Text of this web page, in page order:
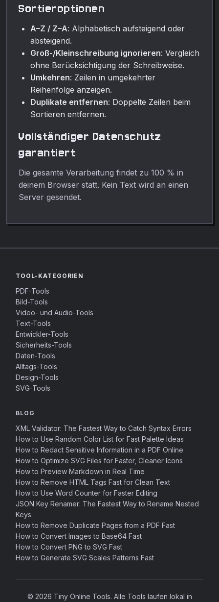
Sortieroptionen
A–Z / Z–A: Alphabetisch aufsteigend oder
absteigend.
Groß-/Kleinschreibung ignorieren: Vergleich
ohne Berücksichtigung der Schreibweise.
Umkehren: Zeilen in umgekehrter
Reihenfolge anzeigen.
Duplikate entfernen: Doppelte Zeilen beim
Sortieren entfernen.
Vollständiger Datenschutz
garantiert
Die gesamte Verarbeitung findet zu 100 % in
deinem Browser statt. Kein Text wird an einen
Server gesendet.
TOOL-KATEGORIEN
PDF-Tools
Bild-Tools
Video- und Audio-Tools
Text-Tools
Entwickler-Tools
Sicherheits-Tools
Daten-Tools
Alltags-Tools
Design-Tools
SVG-Tools
BLOG
XML Validator: The Fastest Way to Catch Syntax Errors
How to Use Random Color List for Fast Palette Ideas
How to Redact Sensitive Information in a PDF Online
How to Optimize SVG Files for Faster, Cleaner Icons
How to Preview Markdown in Real Time
How to Remove HTML Tags Fast for Clean Text
How to Use Word Counter for Faster Editing
JSON Key Renamer: The Fastest Way to Rename Nested
Keys
How to Remove Duplicate Pages from a PDF Fast
How to Convert Images to Base64 Fast
How to Convert PNG to SVG Fast
How to Generate SVG Scales Patterns Fast
© 2026 Tiny Online Tools. Alle Tools laufen lokal in